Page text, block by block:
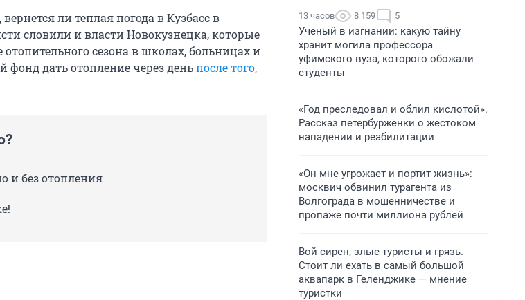
ли теплая погода в Кузбасс в
словили и власти Новокузнецка, которые
сезона в школах, больницах и
фонд дать отопление через деньпосле того,
и без отопления
13 часов 8 159 5
Ученый в изгнании: какую тайну
хранит могила профессора
уфимского вуза, которого обожали
студенты
«Год преследовал и облил кислотой».
Рассказ петербурженки о жестоком
нападении и реабилитации
«Он мне угрожает и портит жизнь»:
москвич обвинил турагента из
Волгограда в мошенничестве и
пропаже почти миллиона рублей
Вой сирен, злые туристы и грязь.
Стоит ли ехать в самый большой
аквапарк в Геленджике — мнение
туристки